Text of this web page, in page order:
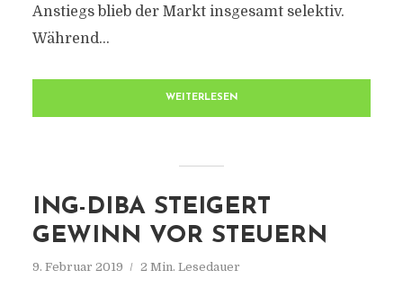
Anstiegs blieb der Markt insgesamt selektiv.
Während...
WEITERLESEN
ING-DIBA STEIGERT
GEWINN VOR STEUERN
9. Februar 2019 2 Min. Lesedauer